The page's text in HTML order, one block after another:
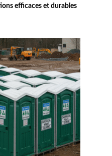
efficaces et durables